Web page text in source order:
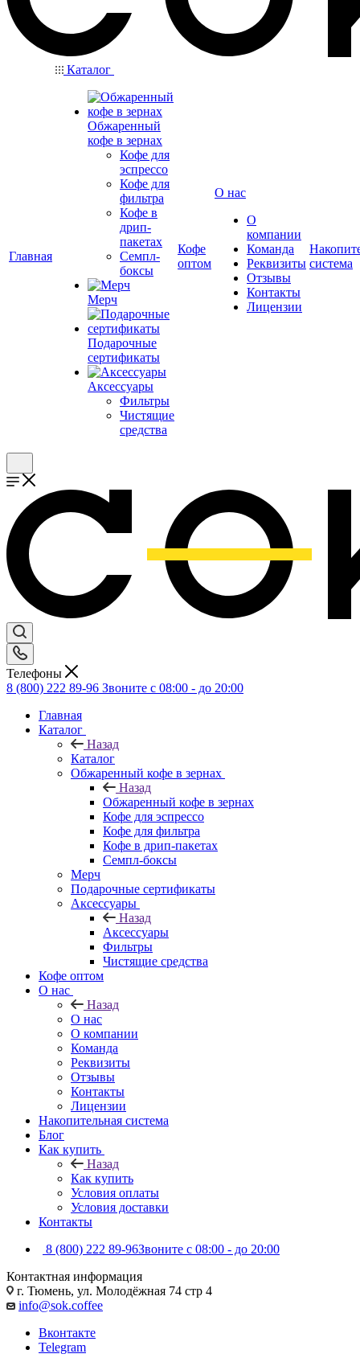
Главная
Каталог
Обжаренный
кофе в зернах
Кофе для
эспрессо
Кофе для
фильтра
Кофе в
дрип-
пакетах
Семпл-
боксы
Мерч
Подарочные
сертификаты
Аксессуары
Фильтры
Чистящие
средства
Кофе
оптом
О нас
О
компании
Команда
Реквизиты
Отзывы
Контакты
Лицензии
система
Телефоны
8 (800) 222 89-96 Звоните с 08:00 - до 20:00
Главная
Каталог
Назад
Каталог
Обжаренный кофе в зернах
Назад
Обжаренный кофе в зернах
Кофе для эспрессо
Кофе для фильтра
Кофе в дрип-пакетах
Семпл-боксы
Мерч
Подарочные сертификаты
Аксессуары
Назад
Аксессуары
Фильтры
Чистящие средства
Кофе оптом
О нас
Назад
О нас
О компании
Команда
Реквизиты
Отзывы
Контакты
Лицензии
Накопительная система
Блог
Как купить
Назад
Как купить
Условия оплаты
Условия доставки
Контакты
8 (800) 222 89-96Звоните с 08:00 - до 20:00
Контактная информация
г. Тюмень, ул. Молодёжная 74 стр 4
info@sok.coffee
Вконтакте
Telegram